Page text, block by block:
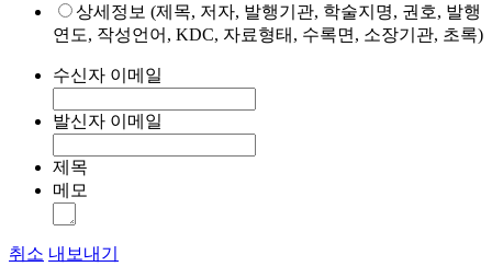
상세정보 (제목, 저자, 발행기관, 학술지명, 권호, 발행
연도, 작성언어, KDC, 자료형태, 수록면, 소장기관, 초록)
수신자 이메일
발신자 이메일
제목
메모
취소 내보내기